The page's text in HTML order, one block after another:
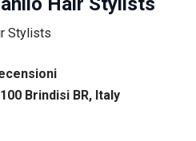
Brindisi BR, Italy